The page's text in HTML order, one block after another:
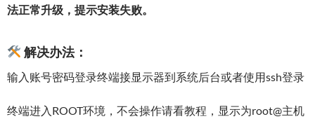
法正常升级，提示安装失败。
解决办法：
输入账号密码登录终端接显示器到系统后台或者使用ssh登录
终端进入ROOT环境，不会操作请看教程，显示为root@主机